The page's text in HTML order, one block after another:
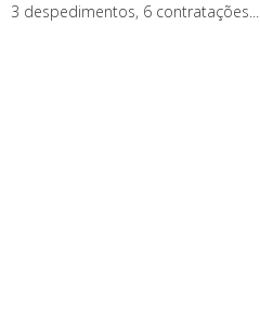
3 despedimentos, 6 contratações...